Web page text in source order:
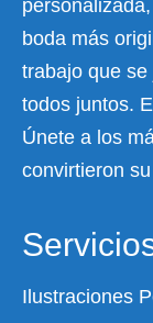
boda más
trabajo que
todos juntos.
Únete a los
convirtieron
Ilustraciones